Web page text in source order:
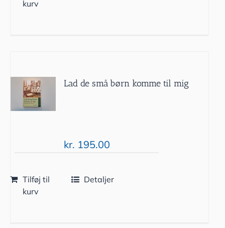
kurv
Lad de små børn komme til mig
kr. 195.00
Tilføj til
kurv
Detaljer